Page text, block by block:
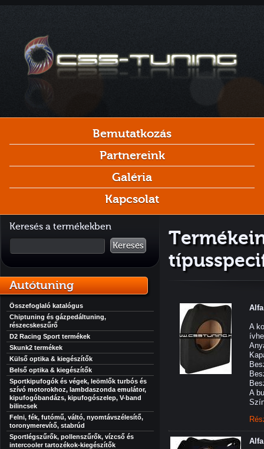
Bemutatkozás
Partnereink
Galéria
Kapcsolat
Keresés a termékekben
Keresés
Autótuning
Összefoglaló katalógus
Chiptuning és gázpedáltuning,
részecskeszűrő
D2 Racing Sport termékek
Skunk2 termékek
Külső optika & kiegészítők
Belső optika & kiegészítők
Sportkipufogók és végek, leömlők turbós és
szívó motorokhoz, lambdaszonda emulátor,
kipufogóbandázs, kipufogószelep, V-band
bilincsek
Felni, fék, futómű, váltó, nyomtávszélesítő,
toronymerevítő, stabrúd
Sportlégszűrők, pollenszűrők, vízcső és
intercooler tartozékok-kiegészítők
A
A